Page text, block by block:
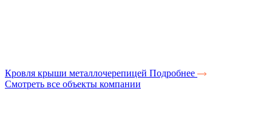
Кровля крыши металлочерепицей Подробнее
Смотреть все объекты компании